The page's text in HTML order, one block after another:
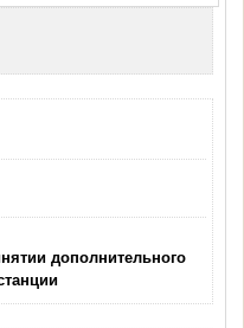
дополнительного